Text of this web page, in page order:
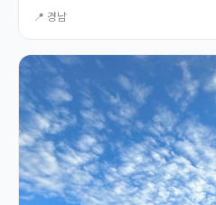
📍 경남